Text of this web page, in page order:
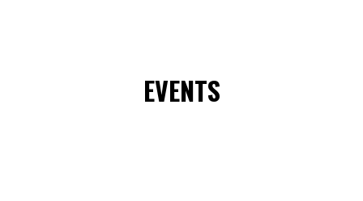
EVENTS